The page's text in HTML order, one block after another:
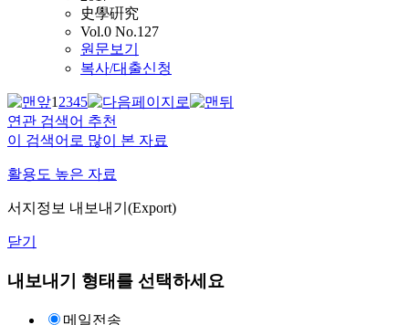
史學硏究
Vol.0 No.127
원문보기
복사/대출신청
12345
연관 검색어 추천
이 검색어로 많이 본 자료
활용도 높은 자료
서지정보 내보내기(Export)
닫기
내보내기 형태를 선택하세요
메일전송